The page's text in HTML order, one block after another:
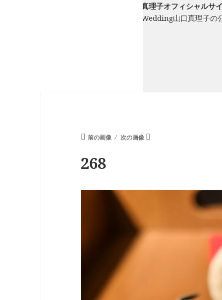
フリーランスウエディングプランナー山口真理子オフィシャル
フリーのウエディングプランナーStory of Wedding山口真理子
前の画像 次の画像
268